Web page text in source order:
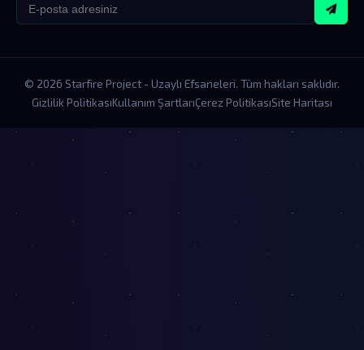
© 2026 Starfire Project - Uzaylı Efsaneleri. Tüm hakları saklıdır.
Gizlilik PolitikasıKullanım ŞartlarıÇerez PolitikasıSite Haritası